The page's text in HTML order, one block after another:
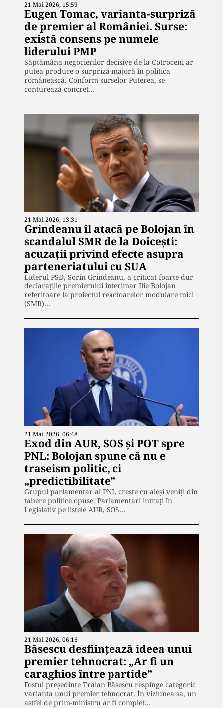
21 Mai 2026, 15:59
Eugen Tomac, varianta-surpriză
de premier al României. Surse:
există consens pe numele
liderului PMP
Săptămâna negocierilor decisive de la Cotroceni ar
putea produce o surpriză-majoră în politica
românească. Conform surselor Puterea, se
conturează concret…
21 Mai 2026, 13:31
Grindeanu îl atacă pe Bolojan în
scandalul SMR de la Doicești:
acuzații privind efecte asupra
parteneriatului cu SUA
Liderul PSD, Sorin Grindeanu, a criticat foarte dur
declarațiile premierului interimar Ilie Bolojan
referitoare la proiectul reactoarelor modulare mici
(SMR)…
21 Mai 2026, 06:48
Exod din AUR, SOS și POT spre
PNL: Bolojan spune că nu e
traseism politic, ci
„predictibilitate”
Grupul parlamentar al PNL crește cu aleși veniți din
tabere politice opuse. Parlamentari intrați în
Legislativ pe listele AUR, SOS…
21 Mai 2026, 06:16
Băsescu desființează ideea unui
premier tehnocrat: „Ar fi un
caraghios între partide”
Fostul președinte Traian Băsescu respinge categoric
varianta unui premier tehnocrat. În viziunea sa, un
astfel de prim-ministru ar fi complet…